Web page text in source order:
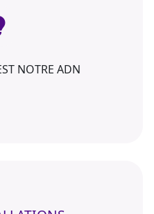
NOTRE ADN